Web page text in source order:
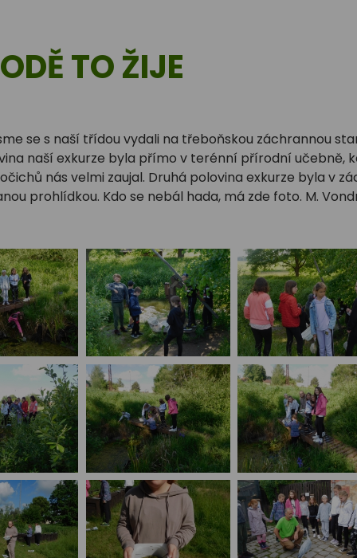
TO ŽIJE
se s naší třídou vydali na třeboňskou záchrannou
naší exkurze byla přímo v terénní přírodní učebně,
nás velmi zaujal. Druhá polovina exkurze byla v
prohlídkou. Kdo se nebál hada, má zde foto. M.